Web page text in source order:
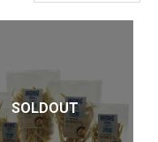
SOLDOUT